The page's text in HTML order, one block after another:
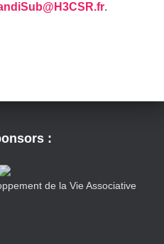
.
:
de la Vie Associative